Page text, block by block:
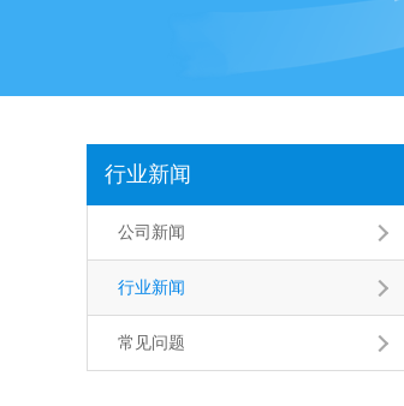
行业新闻
公司新闻
行业新闻
常见问题